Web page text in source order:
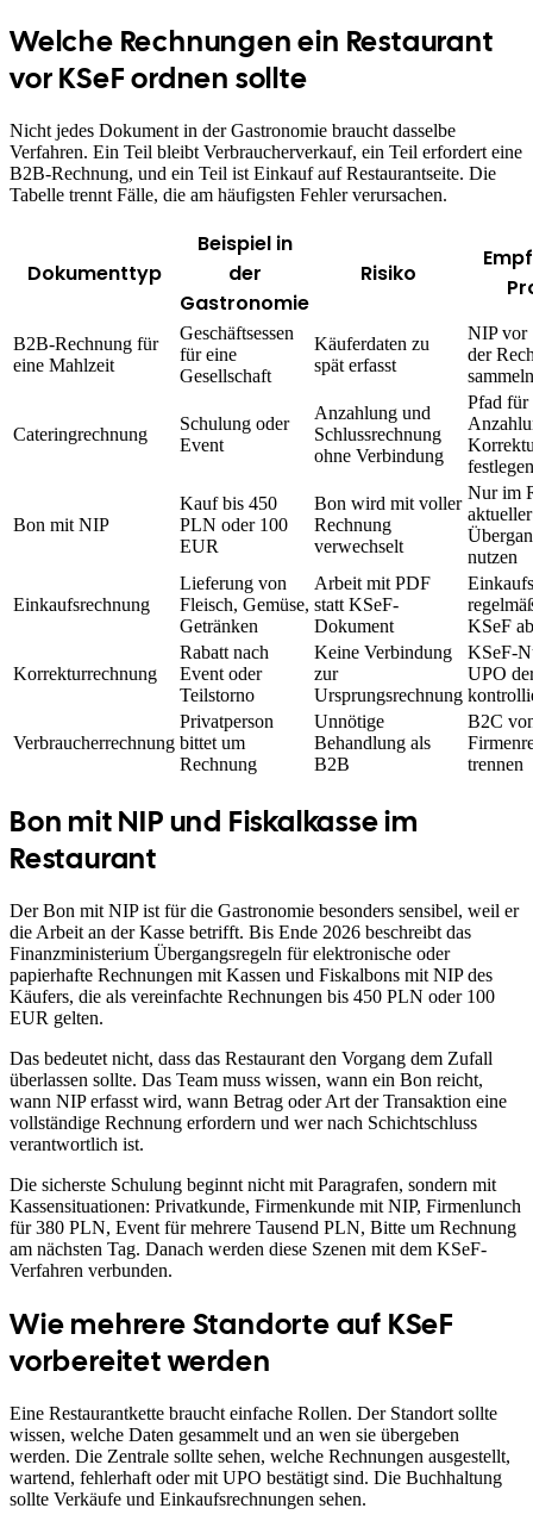
Welche Rechnungen ein Restaurant
vor KSeF ordnen sollte
Nicht jedes Dokument in der Gastronomie braucht dasselbe
Verfahren. Ein Teil bleibt Verbraucherverkauf, ein Teil erfordert eine
B2B-Rechnung, und ein Teil ist Einkauf auf Restaurantseite. Die
Tabelle trennt Fälle, die am häufigsten Fehler verursachen.
Dokumenttyp
Beispiel in
der
Gastronomie
Risiko
B2B-Rechnung für
eine Mahlzeit
Geschäftsessen
für eine
Gesellschaft
Käuferdaten zu
spät erfasst
NIP vor
der
sammeln
Cateringrechnung
Schulung oder
Event
Anzahlung und
Schlussrechnung
ohne Verbindung
Pfad für
festlegen
Bon mit NIP
Kauf bis 450
PLN oder 100
EUR
Bon wird mit voller
Rechnung
verwechselt
Nur im
aktueller
nutzen
Einkaufsrechnung
Lieferung von
Fleisch, Gemüse,
Getränken
Arbeit mit PDF
statt KSeF-
Dokument
KSeF
Korrekturrechnung
Rabatt nach
Event oder
Teilstorno
Keine Verbindung
zur
Ursprungsrechnung
KSeF-
UPO
Verbraucherrechnung
Privatperson
bittet um
Rechnung
Unnötige
Behandlung als
B2B
B2C
trennen
Bon mit NIP und Fiskalkasse im
Restaurant
Der Bon mit NIP ist für die Gastronomie besonders sensibel, weil er
die Arbeit an der Kasse betrifft. Bis Ende 2026 beschreibt das
Finanzministerium Übergangsregeln für elektronische oder
papierhafte Rechnungen mit Kassen und Fiskalbons mit NIP des
Käufers, die als vereinfachte Rechnungen bis 450 PLN oder 100
EUR gelten.
Das bedeutet nicht, dass das Restaurant den Vorgang dem Zufall
überlassen sollte. Das Team muss wissen, wann ein Bon reicht,
wann NIP erfasst wird, wann Betrag oder Art der Transaktion eine
vollständige Rechnung erfordern und wer nach Schichtschluss
verantwortlich ist.
Die sicherste Schulung beginnt nicht mit Paragrafen, sondern mit
Kassensituationen: Privatkunde, Firmenkunde mit NIP, Firmenlunch
für 380 PLN, Event für mehrere Tausend PLN, Bitte um Rechnung
am nächsten Tag. Danach werden diese Szenen mit dem KSeF-
Verfahren verbunden.
Wie mehrere Standorte auf KSeF
vorbereitet werden
Eine Restaurantkette braucht einfache Rollen. Der Standort sollte
wissen, welche Daten gesammelt und an wen sie übergeben
werden. Die Zentrale sollte sehen, welche Rechnungen ausgestellt,
wartend, fehlerhaft oder mit UPO bestätigt sind. Die Buchhaltung
sollte Verkäufe und Einkaufsrechnungen sehen.